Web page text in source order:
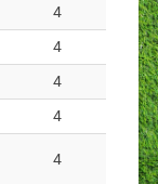
4
4
4
4
4